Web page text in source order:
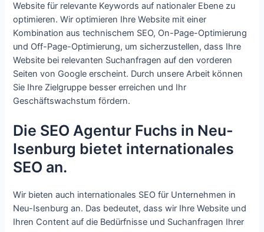
Website für relevante Keywords auf nationaler Ebene zu
optimieren. Wir optimieren Ihre Website mit einer
Kombination aus technischem SEO, On-Page-Optimierung
und Off-Page-Optimierung, um sicherzustellen, dass Ihre
Website bei relevanten Suchanfragen auf den vorderen
Seiten von Google erscheint. Durch unsere Arbeit können
Sie Ihre Zielgruppe besser erreichen und Ihr
Geschäftswachstum fördern.
Die SEO Agentur Fuchs in Neu-
Isenburg bietet internationales
SEO an.
Wir bieten auch internationales SEO für Unternehmen in
Neu-Isenburg an. Das bedeutet, dass wir Ihre Website und
Ihren Content auf die Bedürfnisse und Suchanfragen Ihrer